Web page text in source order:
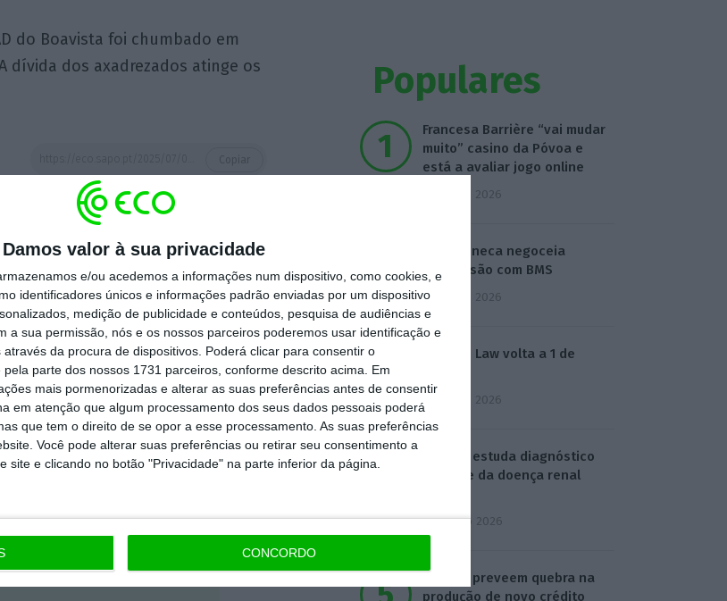
Damos valor à sua privacidade
e/ou acedemos a informações num dispositivo, como cookies, e
identificadores únicos e informações padrão enviadas por um dispositivo
medição de publicidade e conteúdos, pesquisa de audiências e
a sua permissão, nós e os nossos parceiros poderemos usar identificação e
da procura de dispositivos. Poderá clicar para consentir o
parte dos nossos 1731 parceiros, conforme descrito acima. Em
mais pormenorizadas e alterar as suas preferências antes de consentir
em atenção que algum processamento dos seus dados pessoais poderá
que tem o direito de se opor a esse processamento. As suas preferências
Você pode alterar suas preferências ou retirar seu consentimento a
site e clicando no botão "Privacidade" na parte inferior da página.
CONCORDO
do Boavista foi chumbado em
dívida dos axadrezados atinge os
importante do que
e rigoroso.
tenha acesso a notícias
e especiais que
e os seus
independente,
Populares
Francesa Barrière “vai mudar
muito” casino da Póvoa e
está a avaliar jogo online
2 Agosto 2026
AstraZeneca negoceia
megafusão com BMS
3 Agosto 2026
Rock ‘n’ Law volta a 1 de
3 Agosto 2026
Projeto estuda diagnóstico
precoce da doença renal
4 Agosto 2026
Bancos preveem quebra na
produção de novo crédito